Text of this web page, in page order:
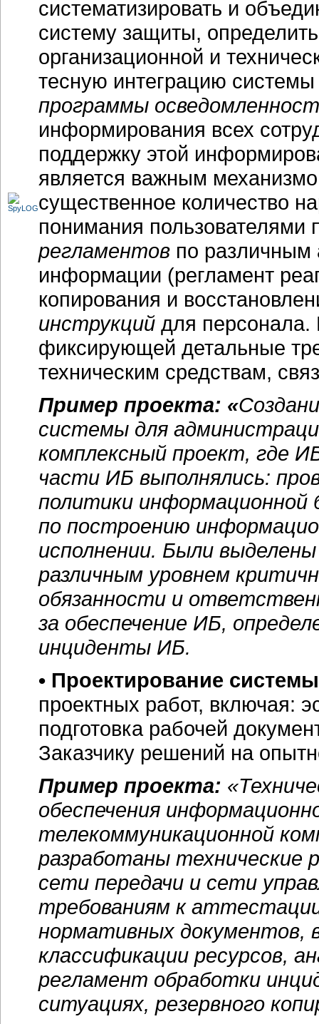
систематизировать и
систему защиты,
организационной и
тесную интеграцию
программы
информирования всех
поддержку этой
является важным
существенное количество
понимания пользователями
регламентов по различным
информации (регламент
копирования и
инструкций для персонала.
фиксирующей детальные
техническим средствам,
Пример проекта: «
системы для
комплексный проект, где
части ИБ выполнялись:
политики информационной
по построению
исполнении. Были
различным уровнем
обязанности и
за обеспечение ИБ,
инциденты ИБ.
• Проектирование
проектных работ, включая:
подготовка рабочей
Заказчику решений на
Пример проекта:
обеспечения
телекоммуникационной
разработаны технические
сети передачи и сети
требованиям к
нормативных документов,
классификации ресурсов,
регламент обработки
ситуациях, резервного